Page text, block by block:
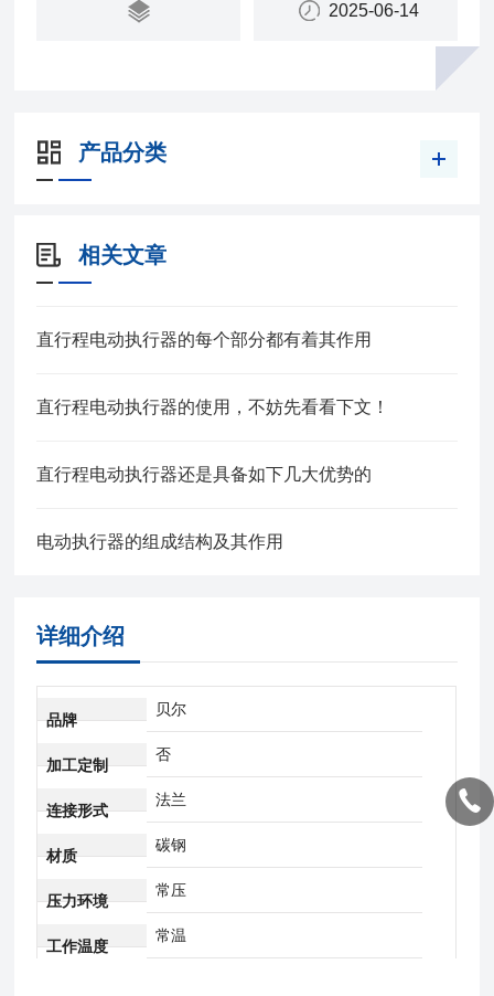
2025-06-14
产品分类
相关文章
直行程电动执行器的每个部分都有着其作用
直行程电动执行器的使用，不妨先看看下文！
直行程电动执行器还是具备如下几大优势的
电动执行器的组成结构及其作用
详细介绍
品牌
贝尔
加工定制
否
连接形式
法兰
材质
碳钢
压力环境
常压
工作温度
常温